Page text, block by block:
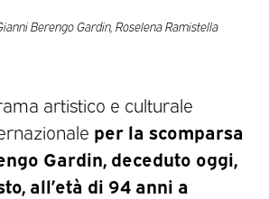
Berengo Gardin, Roselena Ramistella
artistico e culturale
per la scomparsa
Gardin, deceduto oggi,
all’età di 94 anni a